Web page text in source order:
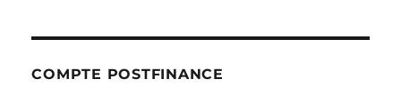
COMPTE POSTFINANCE